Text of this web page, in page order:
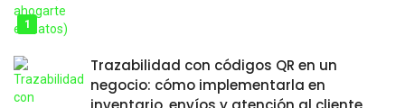
Trazabilidad con códigos QR en un
negocio: cómo implementarla en